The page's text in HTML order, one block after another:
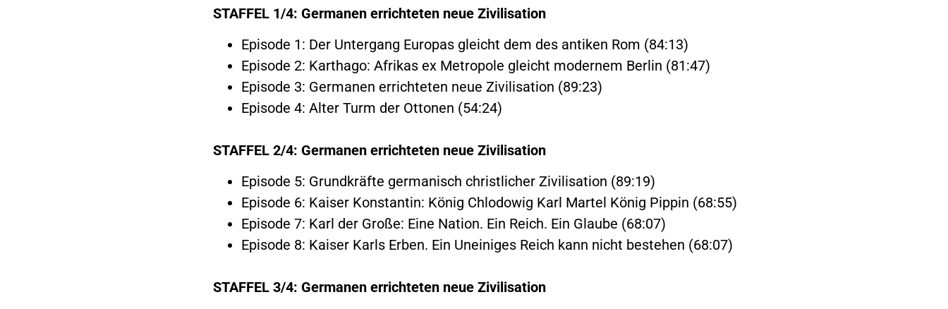
STAFFEL 1/4: Germanen errichteten neue Zivilisation
Episode 1: Der Untergang Europas gleicht dem des antiken Rom (84:13)
Episode 2: Karthago: Afrikas ex Metropole gleicht modernem Berlin (81:47)
Episode 3: Germanen errichteten neue Zivilisation (89:23)
Episode 4: Alter Turm der Ottonen (54:24)
STAFFEL 2/4: Germanen errichteten neue Zivilisation
Episode 5: Grundkräfte germanisch christlicher Zivilisation (89:19)
Episode 6: Kaiser Konstantin: König Chlodowig Karl Martel König Pippin (68:55)
Episode 7: Karl der Große: Eine Nation. Ein Reich. Ein Glaube (68:07)
Episode 8: Kaiser Karls Erben. Ein Uneiniges Reich kann nicht bestehen (68:07)
STAFFEL 3/4: Germanen errichteten neue Zivilisation